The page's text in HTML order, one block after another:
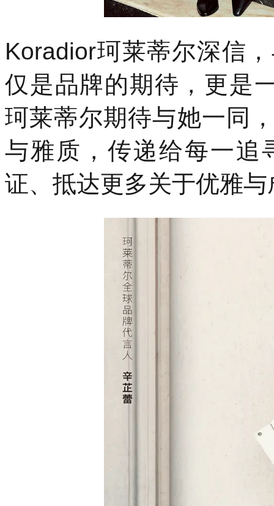
Koradior珂莱蒂尔深信
仅是品牌的期待，更是
珂莱蒂尔期待与她一同
与雅质，传递给每一追
证、抵达更多关于优雅